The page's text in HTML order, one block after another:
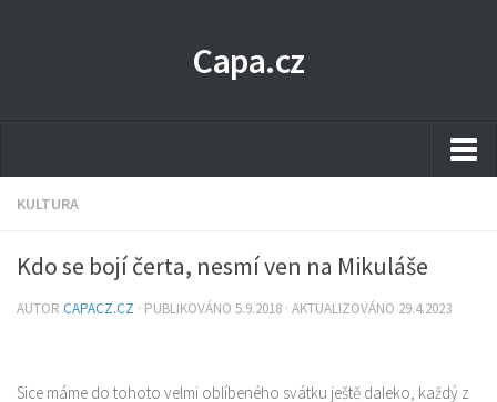
Capa.cz
Business
Dům a zahrada
Ekonomika
KULTURA
Kdo se bojí čerta, nesmí ven na Mikuláše
AUTOR CAPACZ.CZ · PUBLIKOVÁNO 5.9.2018 · AKTUALIZOVÁNO 29.4.2023
Sice máme do tohoto velmi oblíbeného svátku ještě daleko, každý z